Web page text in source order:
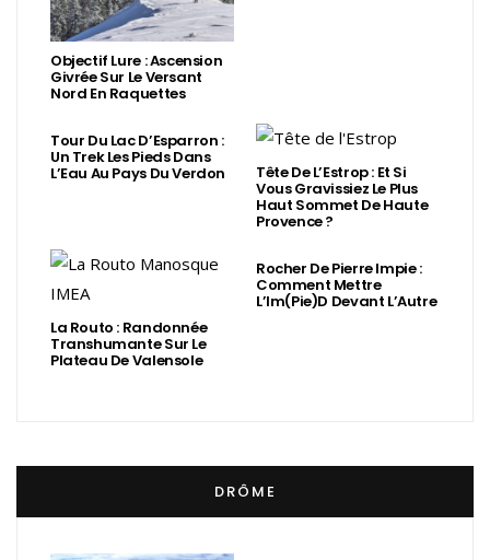
Objectif Lure : Ascension
Givrée Sur Le Versant
Nord En Raquettes
Tour Du Lac D’Esparron :
Un Trek Les Pieds Dans
L’Eau Au Pays Du Verdon Tête De L’Estrop : Et Si
Vous Gravissiez Le Plus
Haut Sommet De Haute
Provence ?
La Routo : Randonnée
Transhumante Sur Le
Plateau De Valensole
Rocher De Pierre Impie :
Comment Mettre
L’Im(Pie)d Devant L’Autre
DRÔME